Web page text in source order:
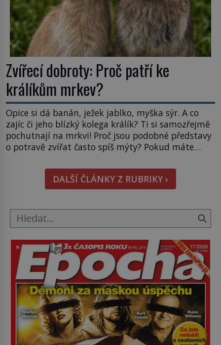
Zvířecí dobroty: Proč patří ke
králíkům mrkev?
Opice si dá banán, ježek jablko, myška sýr. A co
zajíc či jeho blízký kolega králík? Ti si samozřejmě
pochutnají na mrkvi! Proč jsou podobné představy
o potravě zvířat často spíš mýty? Pokud máte
i bude chutnat, ovšem měl by ji mít jen jako
občasný pamlsek. […]DALŠÍ ČLÁNKY Z RUBRIKY ›